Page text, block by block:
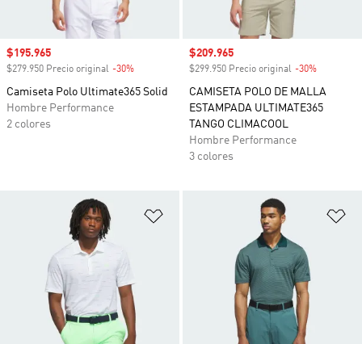
Precio de venta
$195.965
$279.950 Precio original -30%
Camiseta Polo Ultimate365 Solid
Hombre Performance
2 colores
Precio de venta
$209.965
$299.950 Precio original -30%
CAMISETA POLO DE MALLA
ESTAMPADA ULTIMATE365
TANGO CLIMACOOL
Hombre Performance
3 colores
Añadir a la lista de deseos